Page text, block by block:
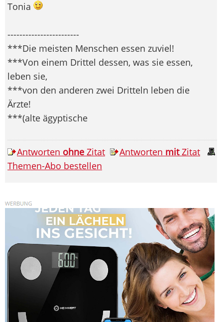
Tonia
------------------------
***Die meisten Menschen essen zuviel!
***Von einem Drittel dessen, was sie essen,
leben sie,
***von den anderen zwei Dritteln leben die
Ärzte!
***(alte ägyptische
Antworten ohne Zitat Antworten mitZitat
Themen-Abo bestellen